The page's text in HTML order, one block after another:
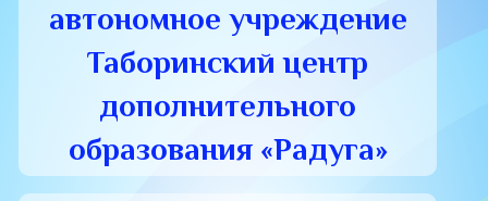
автономное учреждение
Таборинский центр
дополнительного
образования «Радуга»